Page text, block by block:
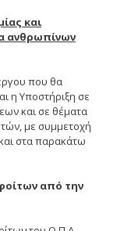
και
ανθρωπίνων
που θα
η Υποστήριξη σε
και σε θέματα
με συμμετοχή
στα παρακάτω
από την